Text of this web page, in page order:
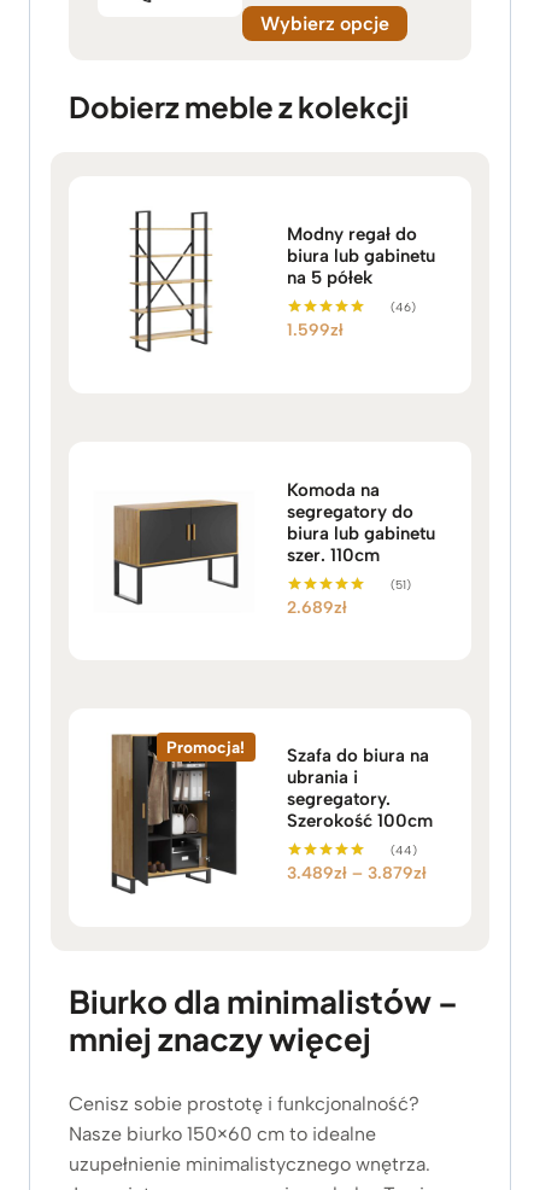
Wybierz opcje
Dobierz meble z kolekcji
Modny regał do
biura lub gabinetu
na 5 półek
Oceniono
(46)
1.599zł
Komoda na
segregatory do
biura lub gabinetu
szer. 110cm
Oceniono
(51)
2.689zł
Promocja!
Szafa do biura na
ubrania i
segregatory.
Szerokość 100cm
Oceniono
(44)
3.489zł – 3.879złZ
s
d
Biurko dla minimalistów –
mniej znaczy więcej
Cenisz sobie prostotę i funkcjonalność?
Nasze biurko 150×60 cm to idealne
uzupełnienie minimalistycznego wnętrza.